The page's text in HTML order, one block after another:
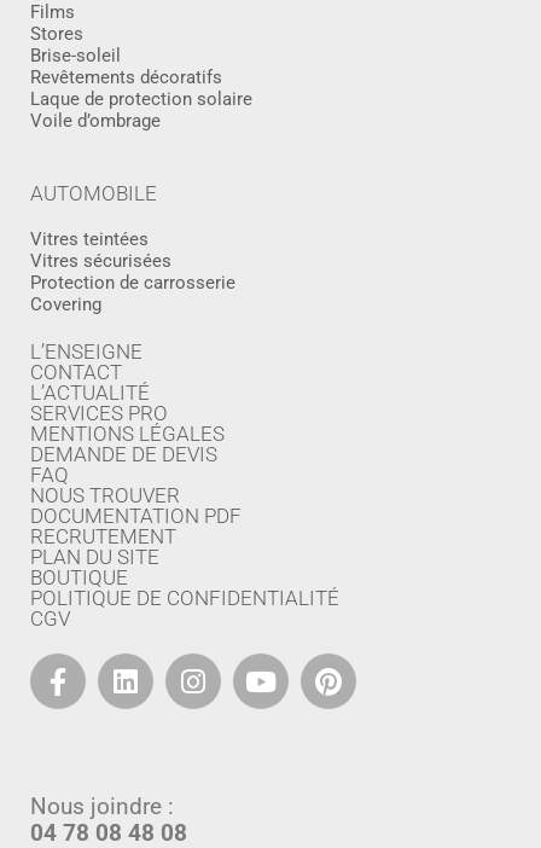
Films
Stores
Brise-soleil
Revêtements décoratifs
Laque de protection solaire
Voile d’ombrage
AUTOMOBILE
Vitres teintées
Vitres sécurisées
Protection de carrosserie
Covering
L’ENSEIGNE
CONTACT
L’ACTUALITÉ
SERVICES PRO
MENTIONS LÉGALES
DEMANDE DE DEVIS
FAQ
NOUS TROUVER
DOCUMENTATION PDF
RECRUTEMENT
PLAN DU SITE
BOUTIQUE
POLITIQUE DE CONFIDENTIALITÉ
CGV
Nous joindre :
04 78 08 48 08